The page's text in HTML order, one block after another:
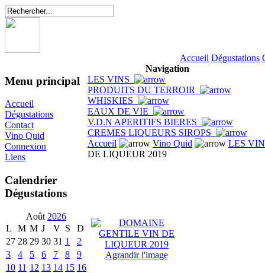
Accueil Dégustations
Menu principal
Accueil
Dégustations
Contact
Vino Quid
Connexion
Liens
Calendrier
Dégustations
Août 2026
L
M M J V S
D
27 28 29 30 31 1
2
3
4 5 6 7 8
9
10 11 12 13 14 15 16
Navigation
LES VINS
PRODUITS DU TERROIR
WHISKIES
EAUX DE VIE
V.D.N APERITIFS BIERES
CREMES LIQUEURS SIROPS
Accueil
Vino Quid
LES
DE LIQUEUR 2019
Agrandir l'image